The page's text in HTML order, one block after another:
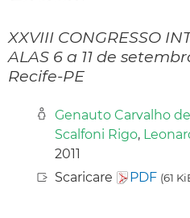
XXVIII CONGRESSO
ALAS 6 a 11 de
Recife-PE
Genauto Carvalho
Scalfoni Rigo,
2011
Scaricare
PDF (61